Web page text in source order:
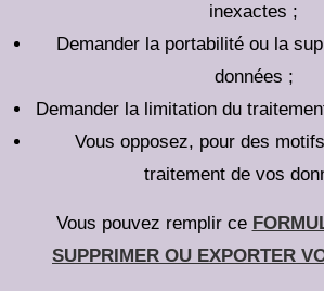
inexactes ;
Demander la portabilité ou la
données ;
Demander la limitation du
Vous opposez, pour des
traitement de vos
Vous pouvez remplir ce
SUPPRIMER OU EXPORTER